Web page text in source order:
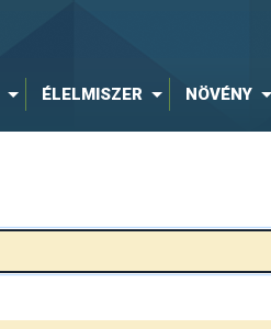
ÉLELMISZER NÖVÉNY